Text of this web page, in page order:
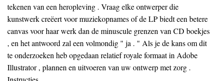
tekenen van een heropleving . Vraag elke ontwerper die
kunstwerk creëert voor muziekopnames of de LP biedt een betere
canvas voor haar werk dan de minuscule grenzen van CD boekjes
, en het antwoord zal een volmondig " ja . " Als je de kans om dit
te onderzoeken heb opgedaan relatief royale formaat in Adobe
Illustrator , plannen en uitvoeren van uw ontwerp met zorg .